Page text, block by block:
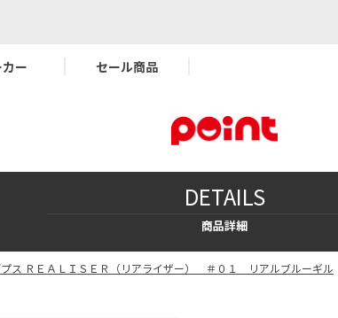
ー セール商品
DETAILS
商品詳細
ス ＲＥＡＬＩＳＥＲ（リアライザー） ＃０１ リアルブルーギル